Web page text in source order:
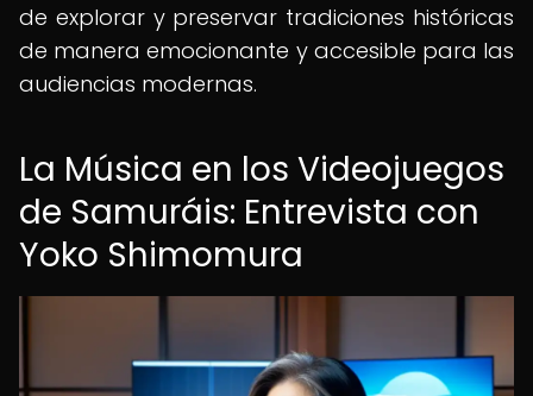
de explorar y preservar tradiciones históricas
de manera emocionante y accesible para las
audiencias modernas.
La Música en los Videojuegos
de Samuráis: Entrevista con
Yoko Shimomura